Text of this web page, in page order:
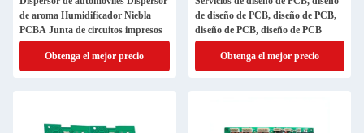
de aroma Humidificador Niebla
PCBA Junta de circuitos impresos
Obtenga el mejor precio
de diseño de PCB, diseño de PCB,
diseño de PCB, diseño de PCB
Obtenga el mejor precio